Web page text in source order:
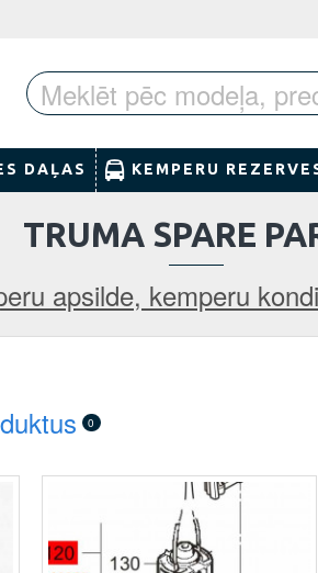
DAĻAS KEMPERU
apsilde, kemperu
TRUMA SPARE
0